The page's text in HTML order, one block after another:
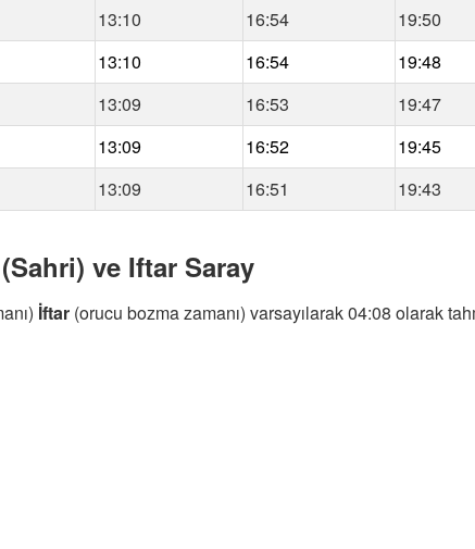
13:10 16:54 19:50
13:10 16:54 19:48
13:09 16:53 19:47
13:09 16:52 19:45
13:09 16:51 19:43
ve Iftar Saray
İftar (orucu bozma zamanı) varsayılarak 04:08 olarak